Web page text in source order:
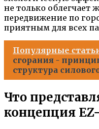
не только облегчает
передвижение по
приятным для всех
Популярные
сгорания -
структура
Что
концепция